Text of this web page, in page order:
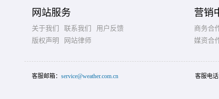
网站服务
关于我们 联系我们
用户反馈
版权声明
网站律师
营销
商务合
媒资合
客服邮箱： service@weather.com.cn 客服电